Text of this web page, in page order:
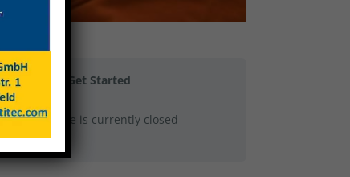
Get Started
This course is currently closed